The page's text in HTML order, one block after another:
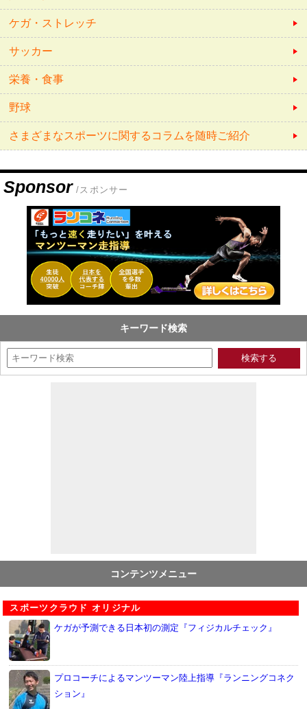
ケガ・ストレッチ
サッカー
栄養・食事
野球
さまざまなスポーツに関するコラムを随時ご紹介
Sponsor /スポンサー
キーワード検索
コンテンツメニュー
スポーツクラウド オリジナル
ケガが予測できる日本初の測定『フィジカルチェック』
プロコーチによるマンツーマン陸上指導『ランニングコネク
ション』